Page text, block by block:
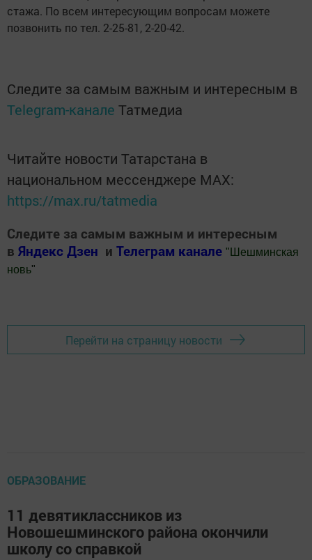
стажа. По всем интересующим вопросам можете
позвонить по тел. 2-25-81, 2-20-42.
Следите за самым важным и интересным в
Telegram-канале Татмедиа
Читайте новости Татарстана в
национальном мессенджере MАХ:
https://max.ru/tatmedia
Следите за самым важным и интересным
в Яндекс Дзен и Телеграм канале " Шешминская
новь"
Перейти на страницу новости
ОБРАЗОВАНИЕ
11 девятиклассников из
Новошешминского района окончили
школу со справкой